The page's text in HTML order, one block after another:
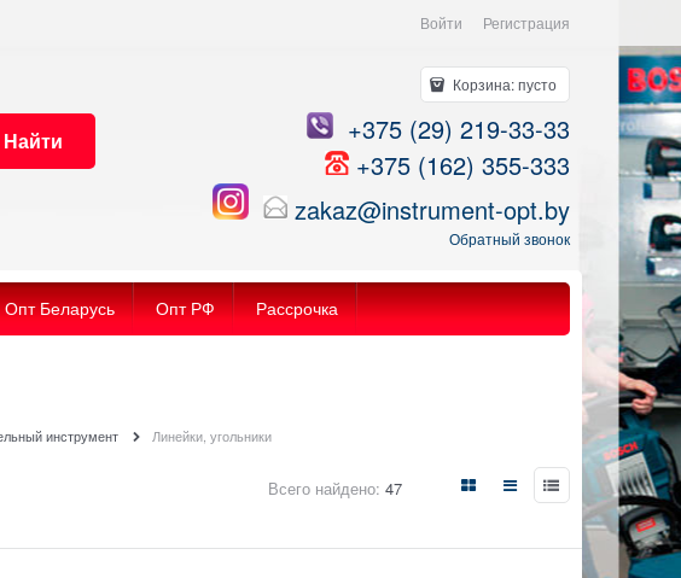
Войти Регистрация
Найти
Корзина:пусто
+375 (29) 219-33-33
+375 (162) 355-333
zakaz@instrument-opt.by
Обратный звонок
Опт Беларусь Опт РФ Рассрочка
инструмент Линейки, угольники
Всего найдено: 47